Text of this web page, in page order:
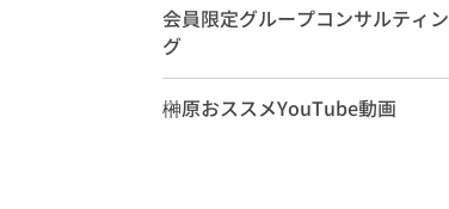
すべて
会員限定グループコンサルティン
グ
すべて
榊原おススメYouTube動画